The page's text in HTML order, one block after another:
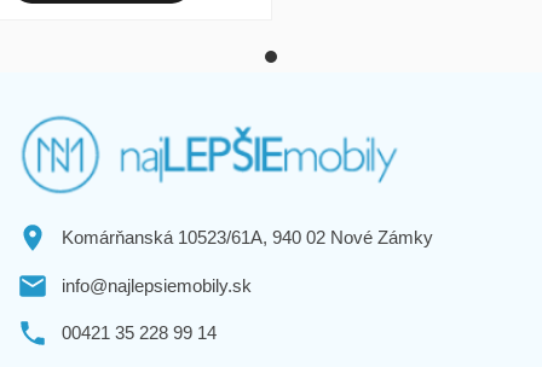
Komárňanská 10523/61A, 940 02 Nové Zámky
info@najlepsiemobily.sk
00421 35 228 99 14